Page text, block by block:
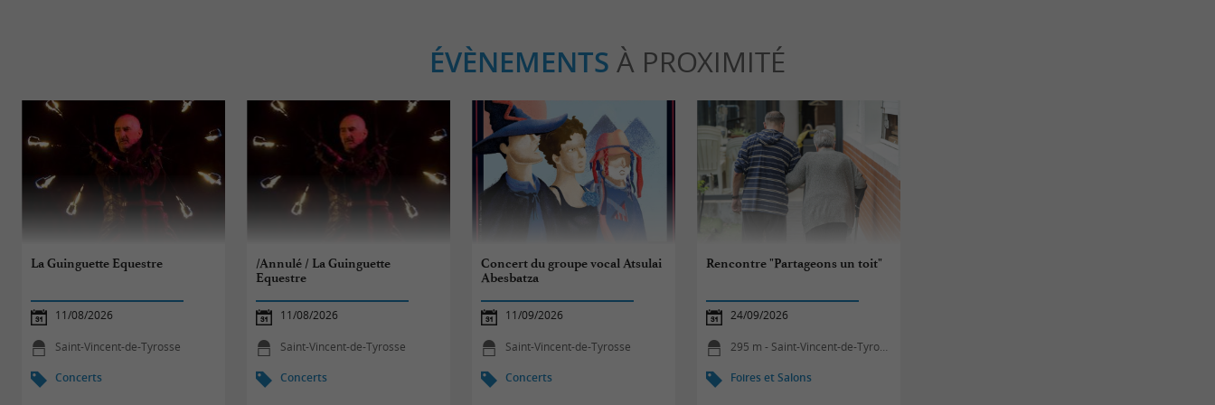
ÉVÈNEMENTS À PROXIMITÉ
La Guinguette Equestre
11/08/2026
Saint-Vincent-de-Tyrosse
Concerts
/Annulé / La Guinguette
Equestre
11/08/2026
Saint-Vincent-de-Tyrosse
Concerts
Concert du groupe vocal Atsulai
Abesbatza
11/09/2026
Saint-Vincent-de-Tyrosse
Concerts
Rencontre "Partageons un toit"
24/09/2026
295 m - Saint-Vincent-de-Tyrosse
Foires et Salons